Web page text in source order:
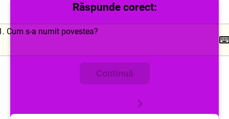
Răspunde corect:
Continuă